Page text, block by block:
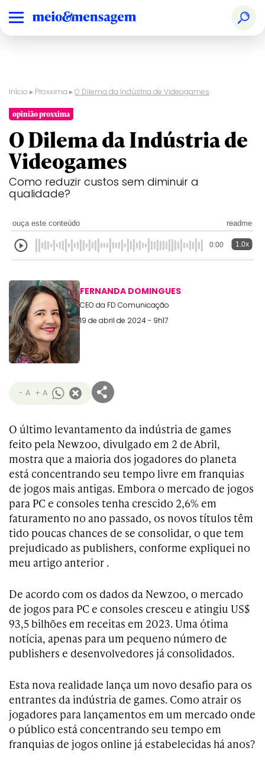
Início ▸ Proxxima ▸O Dilema da Indústria de Videogames
opinião proxxima
O Dilema da Indústria de
Videogames
Como reduzir custos sem diminuir a
qualidade?
ouça este conteúdo readme
0:00 1.0x
FERNANDA DOMINGUES
CEO da FD Comunicação
19 de abril de 2024 - 9h17
- A + A
O último levantamento da indústria de games
feito pela Newzoo, divulgado em 2 de Abril,
mostra que a maioria dos jogadores do planeta
está concentrando seu tempo livre em franquias
de jogos mais antigas. Embora o mercado de jogos
para PC e consoles tenha crescido 2,6% em
faturamento no ano passado, os novos títulos têm
tido poucas chances de se consolidar, o que tem
prejudicado as publishers, conforme expliquei no
meu artigo anterior .
De acordo com os dados da Newzoo, o mercado
de jogos para PC e consoles cresceu e atingiu US$
93,5 bilhões em receitas em 2023. Uma ótima
notícia, apenas para um pequeno número de
publishers e desenvolvedores já consolidados.
Esta nova realidade lança um novo desafio para os
entrantes da indústria de games. Como atrair os
jogadores para lançamentos em um mercado onde
o público está concentrando seu tempo em
franquias de jogos online já estabelecidas há anos?